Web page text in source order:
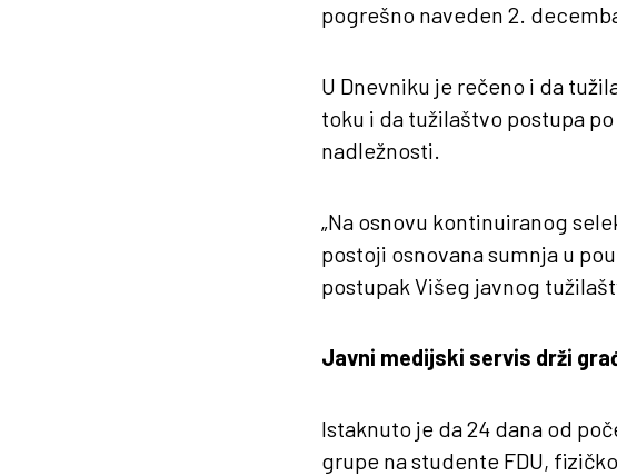
pogrešno naveden 2.
U Dnevniku je rečeno i da
toku i da tužilaštvo postupa
nadležnosti.
„Na osnovu kontinuiranog
postoji osnovana sumnja u
postupak Višeg javnog
Javni medijski servis drži
Istaknuto je da 24 dana od
grupe na studente FDU,